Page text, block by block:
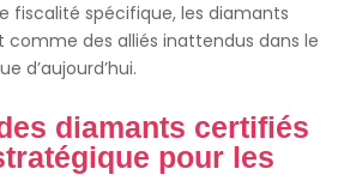
fiscalité spécifique, les diamants
comme des alliés inattendus dans le
d’aujourd’hui.
diamants certifiés
pour les